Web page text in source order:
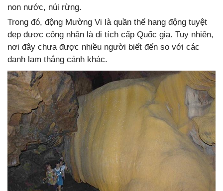
non nước, núi rừng.
Trong đó, động Mường Vi là quần thể hang động tuyệt
đẹp được công nhận là di tích cấp Quốc gia. Tuy nhiên,
nơi đây chưa được nhiều người biết đến so với các
danh lam thắng cảnh khác.